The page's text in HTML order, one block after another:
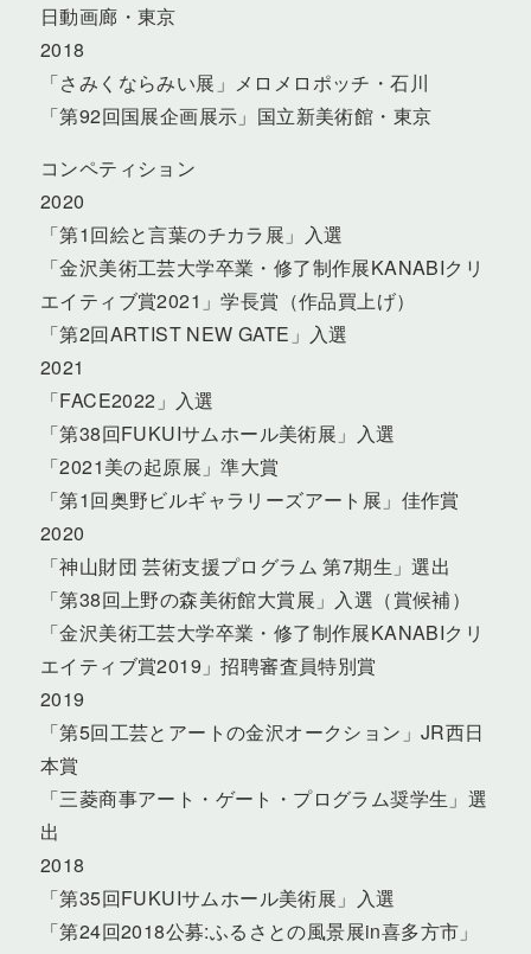
日動画廊・東京
2018
「さみくならみい展」メロメロポッチ・石川
「第92回国展企画展示」国立新美術館・東京
コンペティション
2020
「第1回絵と言葉のチカラ展」入選
「金沢美術工芸大学卒業・修了制作展KANABIクリ
エイティブ賞2021」学長賞（作品買上げ）
「第2回ARTIST NEW GATE」入選
2021
「FACE2022」入選
「第38回FUKUIサムホール美術展」入選
「2021美の起原展」準大賞
「第1回奥野ビルギャラリーズアート展」佳作賞
2020
「神山財団 芸術支援プログラム 第7期生」選出
「第38回上野の森美術館大賞展」入選（賞候補）
「金沢美術工芸大学卒業・修了制作展KANABIクリ
エイティブ賞2019」招聘審査員特別賞
2019
「第5回工芸とアートの金沢オークション」JR西日
本賞
「三菱商事アート・ゲート・プログラム奨学生」選
出
2018
「第35回FUKUIサムホール美術展」入選
「第24回2018公募:ふるさとの風景展in喜多方市」